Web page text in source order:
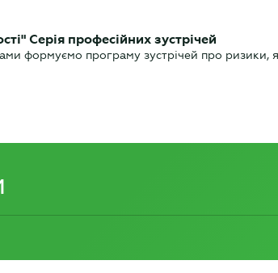
Календарь Актуально
Серія професійних зустрічей
формуємо програму зустрічей про ризики,